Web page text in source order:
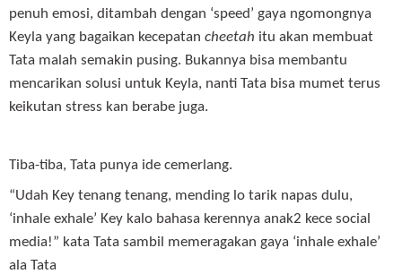
penuh emosi, ditambah dengan ‘speed’ gaya ngomongnya
Keyla yang bagaikan kecepatan cheetah itu akan membuat
Tata malah semakin pusing. Bukannya bisa membantu
mencarikan solusi untuk Keyla, nanti Tata bisa mumet terus
keikutan stress kan berabe juga.
Tiba-tiba, Tata punya ide cemerlang.
“Udah Key tenang tenang, mending lo tarik napas dulu,
‘inhale exhale’ Key kalo bahasa kerennya anak2 kece social
media!” kata Tata sambil memeragakan gaya ‘inhale exhale’
ala Tata